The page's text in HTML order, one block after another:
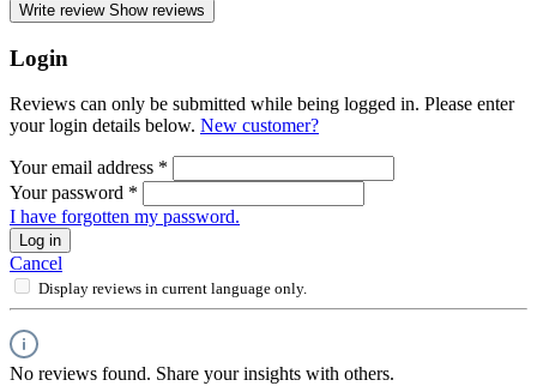
Write review Show reviews
Login
Reviews can only be submitted while being logged in. Please enter
your login details below. New customer?
Your email address *
Your password *
I have forgotten my password.
Log in
Cancel
Display reviews in current language only.
No reviews found. Share your insights with others.